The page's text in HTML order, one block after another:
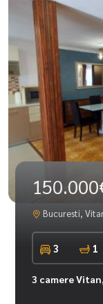
Bucuresti,
3 1
3 camere